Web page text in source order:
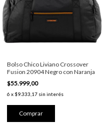
Bolso Chico Liviano Crossover
Fusion 20904 Negro con Naranja
$55.999,00
6 x $9.333,17 sin interés